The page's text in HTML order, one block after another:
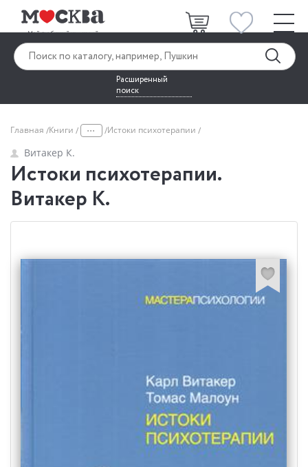
Расширенный
поиск
Главная Книги ... Истоки психотерапии
Витакер К.
Истоки психотерапии.
Витакер К.